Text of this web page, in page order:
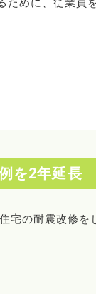
めに、従業員
を2年延長
宅の耐震改修